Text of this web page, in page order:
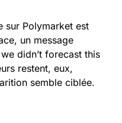
sur Polymarket est
un message
didn’t forecast this
restent, eux,
semble ciblée.